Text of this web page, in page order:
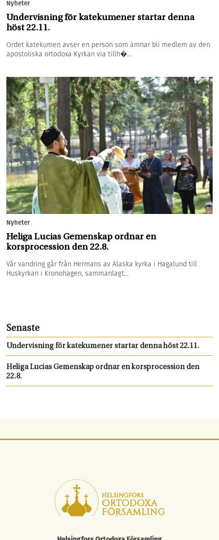
Nyheter
Undervisning för katekumener startar denna
höst 22.11.
Ordet katekumen avser en person som ämnar bli medlem av den
apostoliska ortodoxa Kyrkan via tillh�...
Nyheter
Heliga Lucias Gemenskap ordnar en
korsprocession den 22.8.
Vår vandring går från Hermans av Alaska kyrka i Hagalund till
Huskyrkan i Kronohagen, sammanlagt...
Senaste
Undervisning för katekumener startar denna höst 22.11.
Heliga Lucias Gemenskap ordnar en korsprocession den
22.8.